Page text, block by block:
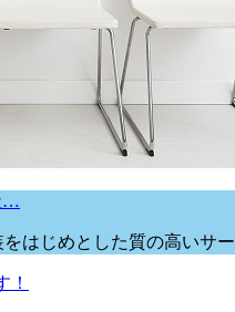
…
はじめとした質の高いサ